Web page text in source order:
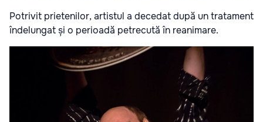
Potrivit prietenilor, artistul a decedat după un tratament
îndelungat și o perioadă petrecută în reanimare.